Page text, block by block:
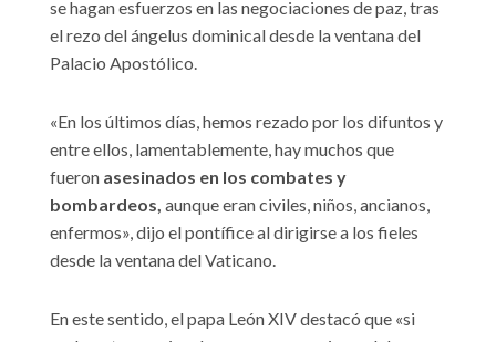
se hagan esfuerzos en las negociaciones de paz, tras
el rezo del ángelus dominical desde la ventana del
Palacio Apostólico.
«En los últimos días, hemos rezado por los difuntos y
entre ellos, lamentablemente, hay muchos que
fueron asesinados en los combates y
bombardeos, aunque eran civiles, niños, ancianos,
enfermos», dijo el pontífice al dirigirse a los fieles
desde la ventana del Vaticano.
En este sentido, el papa León XIV destacó que «si